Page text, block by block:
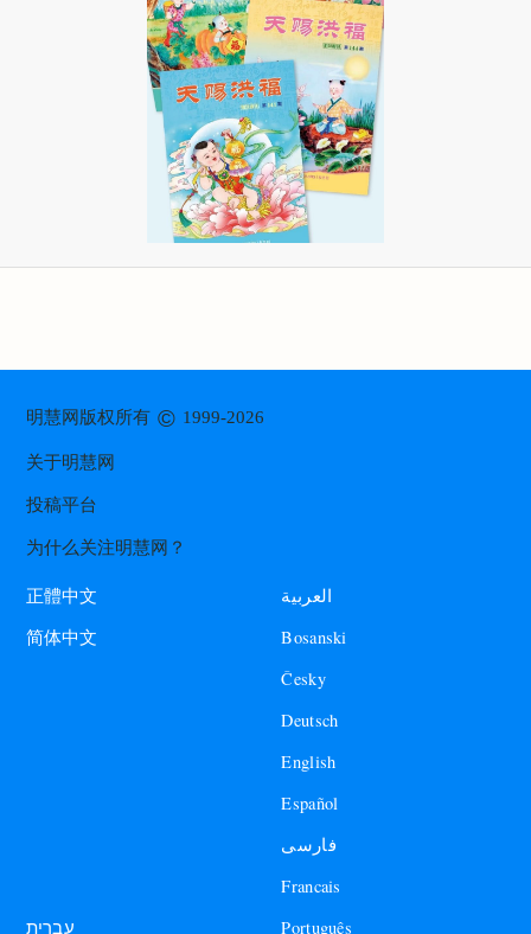
明慧网版权所有© 1999-2026
关于明慧网
投稿平台
为什么关注明慧网？
正體中文
简体中文
العربية
Bosanski
Česky
Deutsch
English
Español
فارسی
Francais
עברית
Português